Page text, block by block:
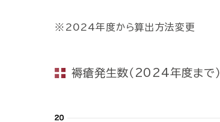
2024年度から算出方法変更
褥瘡発生数（2024年度まで）